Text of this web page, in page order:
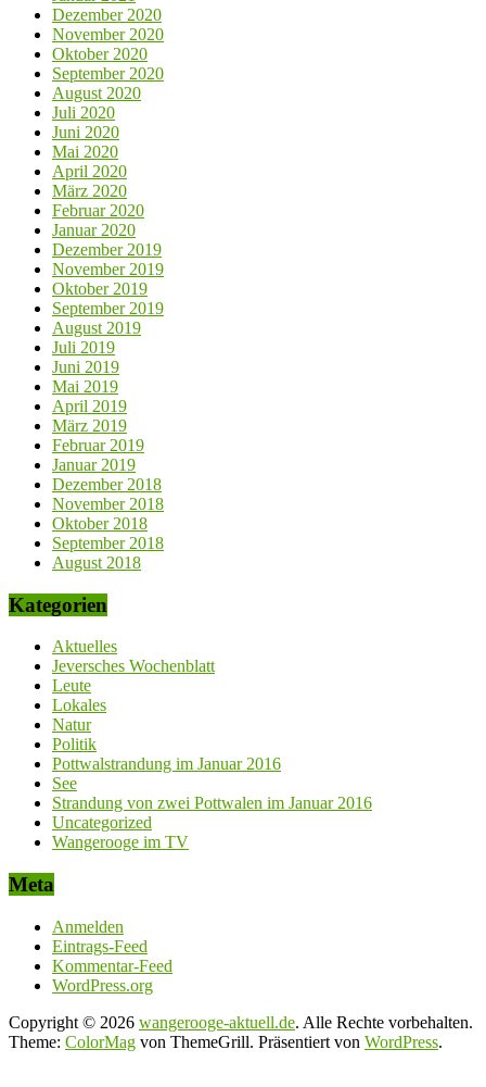
Dezember 2020
November 2020
Oktober 2020
September 2020
August 2020
Juli 2020
Juni 2020
Mai 2020
April 2020
März 2020
Februar 2020
Januar 2020
Dezember 2019
November 2019
Oktober 2019
September 2019
August 2019
Juli 2019
Juni 2019
Mai 2019
April 2019
März 2019
Februar 2019
Januar 2019
Dezember 2018
November 2018
Oktober 2018
September 2018
August 2018
Kategorien
Aktuelles
Jeversches Wochenblatt
Leute
Lokales
Natur
Politik
Pottwalstrandung im Januar 2016
See
Strandung von zwei Pottwalen im Januar 2016
Uncategorized
Wangerooge im TV
Meta
Anmelden
Eintrags-Feed
Kommentar-Feed
WordPress.org
Copyright © 2026 wangerooge-aktuell.de. Alle Rechte vorbehalten.
Theme: ColorMag von ThemeGrill. Präsentiert von WordPress.